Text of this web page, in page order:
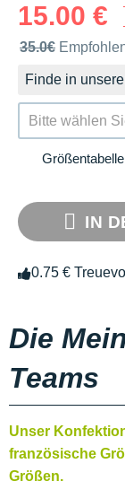
15.00 €
Unverbindliche
35.0€
Finde in
Bitte wählen
Größentabelle
IN
0.75 €
Die
Teams
Unser
französische
Größen.